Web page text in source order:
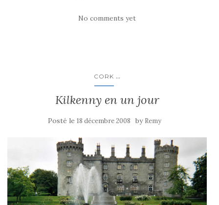
No comments yet
CORK ...
Kilkenny en un jour
Posté le 18 décembre 2008 by Remy